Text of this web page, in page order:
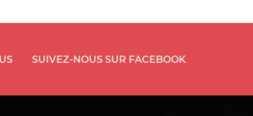
SUIVEZ-NOUS SUR FACEBOOK